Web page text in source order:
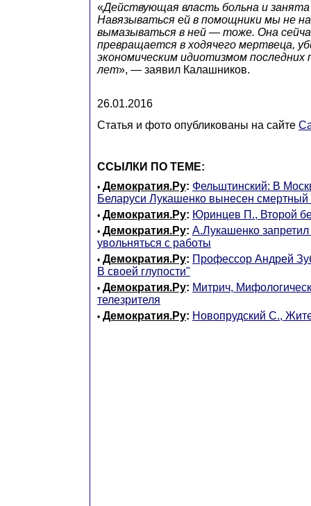
«Действующая власть больна и
Навязываться ей в помощники мы не
вымазываться в ней — тоже. Она
превращается в ходячего мертвеца,
экономическим идиотизмом последних
лет», — заявил Калашников.
26.01.2016
Статья и фото опубликованы на сайте
ССЫЛКИ ПО ТЕМЕ:
• Демократия.Ру: Фельштинский: В
Беларуси Лукашенко вынесен смертный
• Демократия.Ру: Юринцев П., Второй
• Демократия.Ру: А.Лукашенко
увольняться с работы
• Демократия.Ру: Профессор Андрей
В своей глупости"
• Демократия.Ру: Митрич,
телезрителя
• Демократия.Ру: Новопрудский С.,